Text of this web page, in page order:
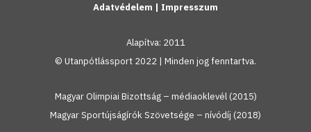
Adatvédelem | Impresszum
Alapítva: 2011
© Utanpótlássport 2022 | Minden jog fenntartva.
Magyar Olimpiai Bizottság – médiaoklevél (2015)
Magyar Sportújságírók Szövetsége – nívódíj (2018)